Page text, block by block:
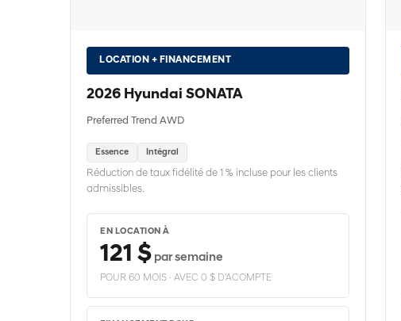
LOCATION + FINANCEMENT
2026 Hyundai SONATA
Preferred Trend AWD
Essence Intégral
Réduction de taux fidélité de 1 % incluse pour les clients
admissibles.
EN LOCATION À
121 $ par semaine
POUR 60 MOIS · AVEC 0 $ D'ACOMPTE